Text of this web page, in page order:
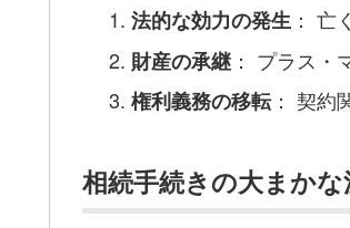
法的な効力の発生 ： 亡
財産の承継： プラス・
権利義務の移転： 契約
相続手続きの大まか